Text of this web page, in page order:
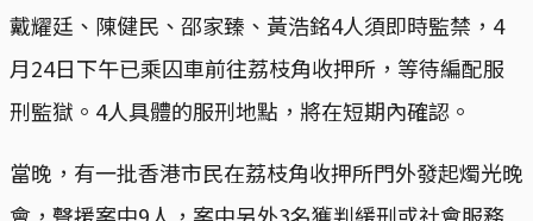
戴耀廷、陳健民、邵家臻、黃浩銘4人須即時監禁，4
月24日下午已乘囚車前往荔枝角收押所，等待編配服
刑監獄。4人具體的服刑地點，將在短期內確認。
當晚，有一批香港市民在荔枝角收押所門外發起燭光晚
會，聲援案中9人，案中另外3名獲判緩刑或社會服務